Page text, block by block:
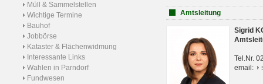
Müll & Sammelstellen
Wichtige Termine
Bauhof
Jobbörse
Kataster & Flächenwidmung
Interessante Links
Wahlen in Parndorf
Fundwesen
Amtsleitung
Sigrid
Tel.Nr.
email: